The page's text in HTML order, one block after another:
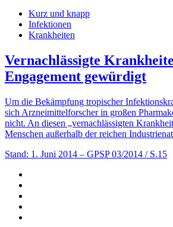
Kurz und knapp
Infektionen
Krankheiten
Vernachlässigte
Engagement gewürdigt
Um die Bekämpfung tropischer
sich Arzneimittelforscher in großen
nicht. An diesen „vernachlässigten
Menschen außerhalb der reichen
Stand: 1. Juni 2014 – GPSP 03/2014 / S.15